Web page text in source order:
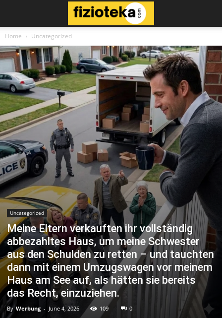
Home Uncategorized
Uncategorized
Meine Eltern verkauften ihr vollständig
abbezahltes Haus, um meine Schwester
aus den Schulden zu retten – und tauchten
dann mit einem Umzugswagen vor meinem
Haus am See auf, als hätten sie bereits
das Recht, einzuziehen.
By Werbung - June 4, 2026 109 0